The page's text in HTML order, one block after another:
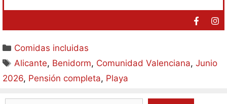
Comidas incluidas
Alicante, Benidorm, Comunidad Valenciana,Junio
2026, Pensión completa, Playa